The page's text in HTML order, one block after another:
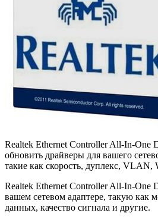
Realtek Ethernet Controller All-In-One
обновить драйверы для вашего
такие как скорость, дуплекс,
Realtek Ethernet Controller All-In-One
вашем сетевом адаптере, такую как
данных, качество сигнала и другие.